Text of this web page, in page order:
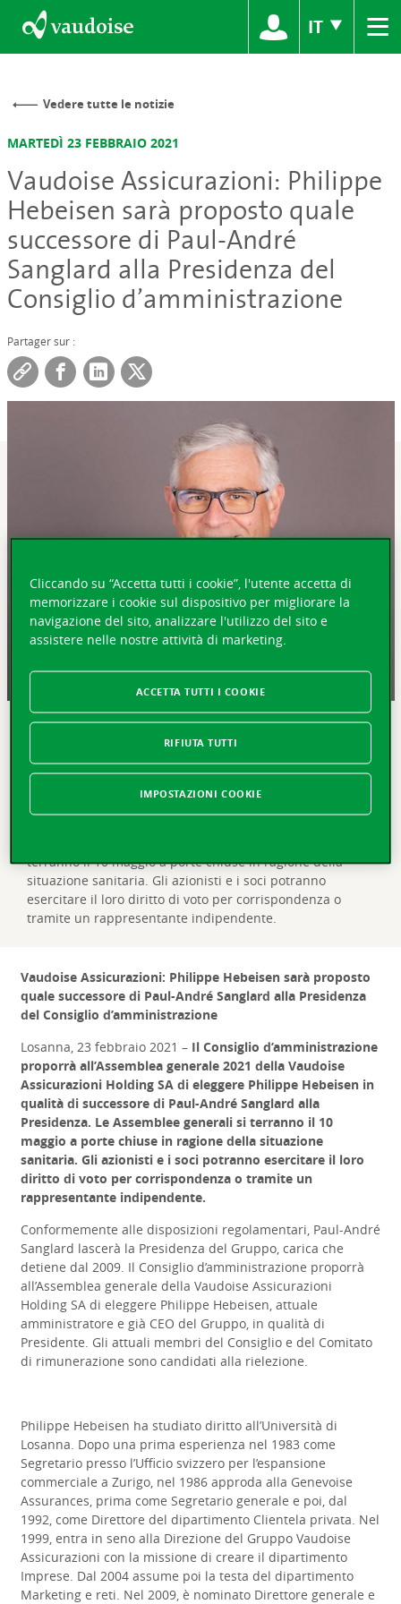
IT ≡
Vedere tutte le notizie
MARTEDÌ 23 FEBBRAIO 2021
Vaudoise Assicurazioni: Philippe
Hebeisen sarà proposto quale
successore di Paul-André
Sanglard alla Presidenza del
Consiglio d’amministrazione
Partager sur :
Losanna, 23 febbraio 2021 – Il Consiglio
terranno il 10 maggio a porte chiuse in ragione della
situazione sanitaria. Gli azionisti e i soci potranno
esercitare il loro diritto di voto per corrispondenza o
tramite un rappresentante indipendente.
Vaudoise Assicurazioni: Philippe Hebeisen sarà proposto
quale successore di Paul-André Sanglard alla Presidenza
del Consiglio d’amministrazione
Losanna, 23 febbraio 2021 – Il Consiglio d’amministrazione
proporrà all’Assemblea generale 2021 della Vaudoise
Assicurazioni Holding SA di eleggere Philippe Hebeisen in
qualità di successore di Paul-André Sanglard alla
Presidenza. Le Assemblee generali si terranno il 10
maggio a porte chiuse in ragione della situazione
sanitaria. Gli azionisti e i soci potranno esercitare il loro
diritto di voto per corrispondenza o tramite un
rappresentante indipendente.
Conformemente alle disposizioni regolamentari, Paul-André
Sanglard lascerà la Presidenza del Gruppo, carica che
detiene dal 2009. Il Consiglio d’amministrazione proporrà
all’Assemblea generale della Vaudoise Assicurazioni
Holding SA di eleggere Philippe Hebeisen, attuale
amministratore e già CEO del Gruppo, in qualità di
Presidente. Gli attuali membri del Consiglio e del Comitato
di rimunerazione sono candidati alla rielezione.
Philippe Hebeisen ha studiato diritto all’Università di
Losanna. Dopo una prima esperienza nel 1983 come
Segretario presso l’Ufficio svizzero per l’espansione
commerciale a Zurigo, nel 1986 approda alla Genevoise
Assurances, prima come Segretario generale e poi, dal
1992, come Direttore del dipartimento Clientela privata. Nel
1999, entra in seno alla Direzione del Gruppo Vaudoise
Assicurazioni con la missione di creare il dipartimento
Imprese. Dal 2004 assume poi la testa del dipartimento
Marketing e reti. Nel 2009, è nominato Direttore generale e
Cliccando su “Accetta tutti i cookie”, l'utente accetta di
memorizzare i cookie sul dispositivo per migliorare la
navigazione del sito, analizzare l'utilizzo del sito e
assistere nelle nostre attività di marketing.
RIFIUTA TUTTI
ACCETTA TUTTI I COOKIE
IMPOSTAZIONI COOKIE